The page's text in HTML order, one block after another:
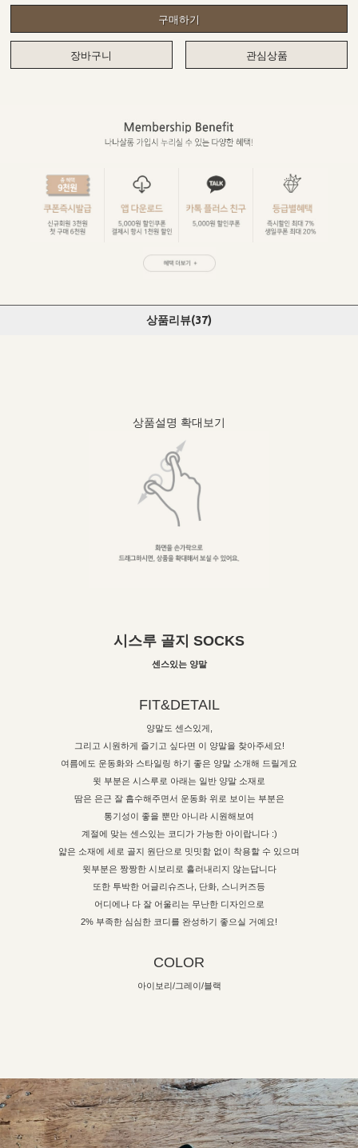
구매하기
장바구니 관심상품
상품리뷰(37)
상품설명 확대보기
시스루 골지 SOCKS
센스있는 양말
FIT&DETAIL
양말도 센스있게,
그리고 시원하게 즐기고 싶다면 이 양말을 찾아주세요!
여름에도 운동화와 스타일링 하기 좋은 양말 소개해 드릴게요
윗 부분은 시스루로 아래는 일반 양말 소재로
땀은 은근 잘 흡수해주면서 운동화 위로 보이는 부분은
통기성이 좋을 뿐만 아니라 시원해보여
계절에 맞는 센스있는 코디가 가능한 아이랍니다 :)
얇은 소재에 세로 골지 원단으로 밋밋함 없이 착용할 수 있으며
윗부분은 짱짱한 시보리로 흘러내리지 않는답니다
또한 투박한 어글리슈즈나, 단화, 스니커즈등
어디에나 다 잘 어울리는 무난한 디자인으로
2% 부족한 심심한 코디를 완성하기 좋으실 거예요!
COLOR
아이보리/그레이/블랙